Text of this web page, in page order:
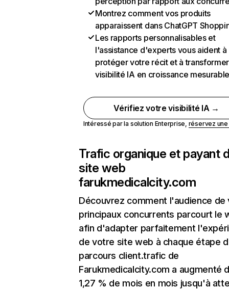
Montrez comment vos produits
apparaissent dans ChatGPT
Les rapports personnalisables et
l'assistance d'experts vous aident à
protéger votre récit et à
visibilité IA en croissance
Vérifiez votre visibilité IA →
Intéressé par la solution Enterprise, réservez
Trafic organique et payant
site web
farukmedicalcity.com
Découvrez comment l'audience de
principaux concurrents parcourt le
afin d'adapter parfaitement
de votre site web à chaque étape
parcours client.trafic de
Farukmedicalcity.com a augmenté
1,27 % de mois en mois jusqu'à